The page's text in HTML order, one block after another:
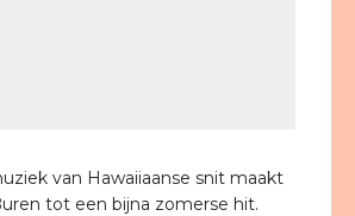
van Hawaiiaanse snit maakt
tot een bijna zomerse hit.